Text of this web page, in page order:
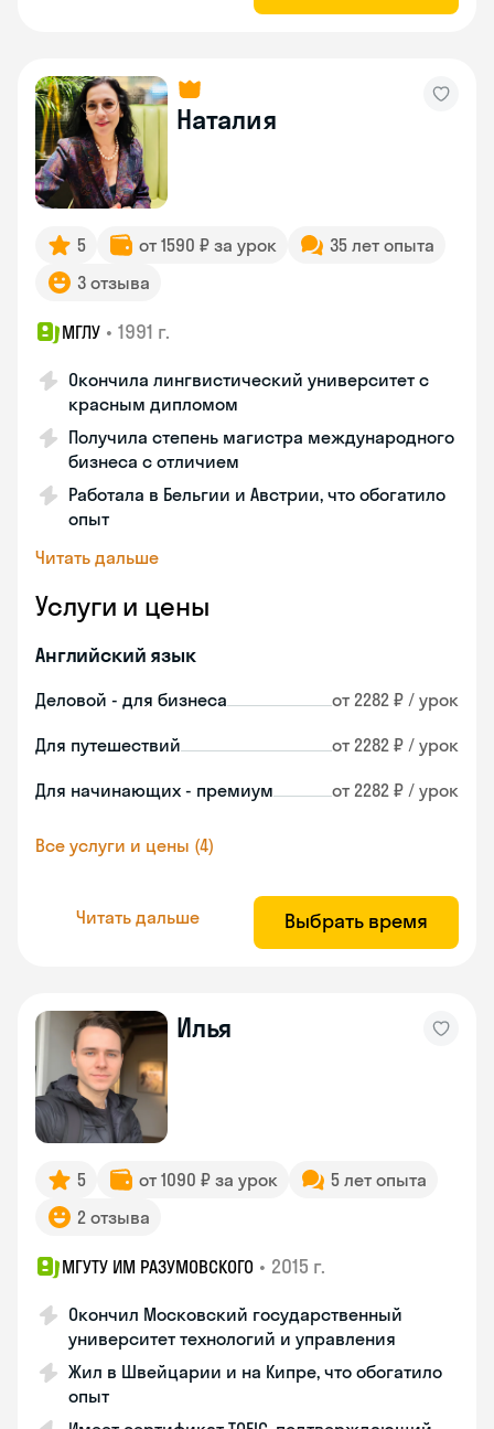
Наталия
5 от 1590 ₽ за урок
35 лет опыта
3 отзыва
МГЛУ • 1991 г.
Окончила лингвистический университет с
красным дипломом
Получила степень магистра международного
бизнеса с отличием
Работала в Бельгии и Австрии, что обогатило
опыт
Читать дальше
Услуги и цены
Английский язык
Деловой - для бизнеса от 2282 ₽ / урок
Для путешествий от 2282 ₽ / урок
Для начинающих - премиум от 2282 ₽ / урок
Все услуги и цены (4)
Читать дальше Выбрать время
Илья
5 от 1090 ₽ за урок
5 лет опыта
2 отзыва
МГУТУ ИМ РАЗУМОВСКОГО • 2015 г.
Окончил Московский государственный
университет технологий и управления
Жил в Швейцарии и на Кипре, что обогатило
опыт